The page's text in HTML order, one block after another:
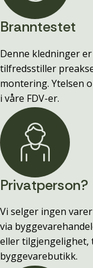
Branntestet
Denne kledninger
tilfredsstiller
montering. Ytelsen
i våre FDV-er.
Privatperson?
Vi selger ingen
via
eller tilgjengelighet,
byggevarebutikk.